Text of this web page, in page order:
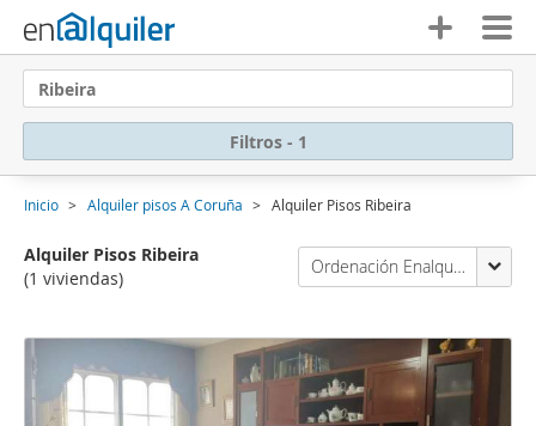
Ribeira
Filtros - 1
Inicio Alquiler pisos A Coruña Alquiler Pisos Ribeira
Alquiler Pisos Ribeira
(1 viviendas)
Ordenación Enalquiler